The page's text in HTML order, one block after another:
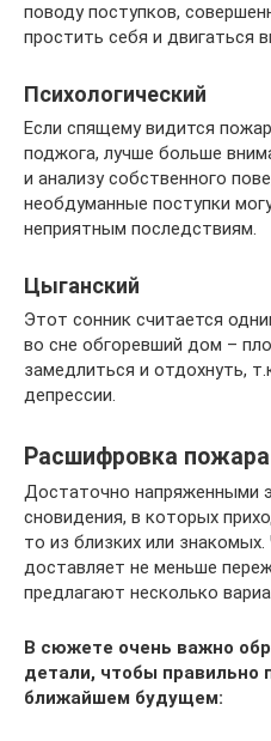
поводу поступков,
простить себя и двигаться
Психологический
Если спящему видится
поджога, лучше больше
и анализу собственного
необдуманные поступки
неприятным последствиям.
Цыганский
Этот сонник считается
во сне обгоревший дом –
замедлиться и отдохнуть,
депрессии.
Расшифровка
Достаточно напряженными
сновидения, в которых
то из близких или
доставляет не меньше
предлагают несколько
В сюжете очень важно
детали, чтобы правильно
ближайшем будущем: